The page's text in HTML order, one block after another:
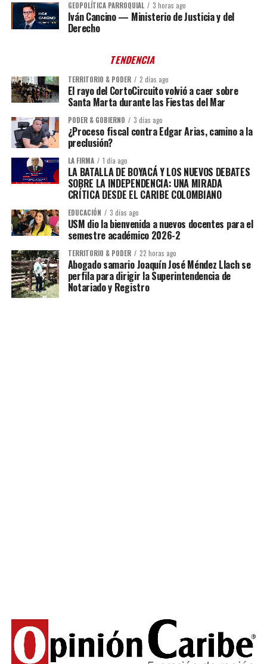
GEOPOLÍTICA PARROQUIAL 3 horas ago
Iván Cancino — Ministerio de Justicia y del
Derecho
TENDENCIA
TERRITORIO & PODER 2 días ago
El rayo del CortoCircuito volvió a caer sobre
Santa Marta durante las Fiestas del Mar
PODER & GOBIERNO 3 días ago
¿Proceso fiscal contra Edgar Arias, camino a la
preclusión?
LA FIRMA 1 día ago
LA BATALLA DE BOYACÁ Y LOS NUEVOS DEBATES
SOBRE LA INDEPENDENCIA: UNA MIRADA
CRÍTICA DESDE EL CARIBE COLOMBIANO
EDUCACIÓN 3 días ago
USM dio la bienvenida a nuevos docentes para el
semestre académico 2026-2
TERRITORIO & PODER 22 horas ago
Abogado samario Joaquín José Méndez Llach se
perfila para dirigir la Superintendencia de
Notariado y Registro